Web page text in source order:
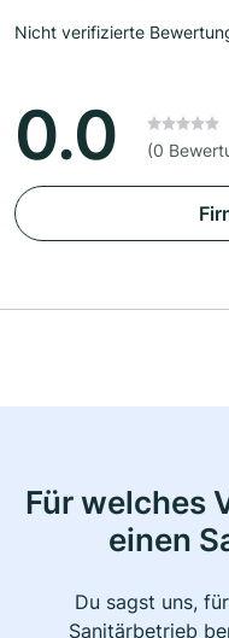
Nicht verifizierte
0.0 (0
Für welches
einen
Du sagst uns,
Sanitärbetrieb